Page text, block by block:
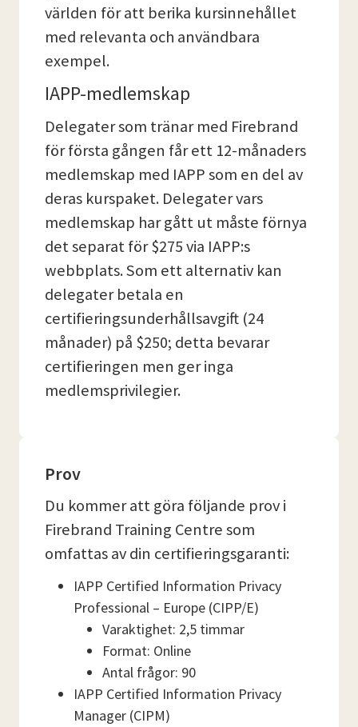
världen för att berika kursinnehållet
med relevanta och användbara
exempel.
IAPP-medlemskap
Delegater som tränar med Firebrand
för första gången får ett 12-månaders
medlemskap med IAPP som en del av
deras kurspaket. Delegater vars
medlemskap har gått ut måste förnya
det separat för $275 via IAPP:s
webbplats. Som ett alternativ kan
delegater betala en
certifieringsunderhållsavgift (24
månader) på $250; detta bevarar
certifieringen men ger inga
medlemsprivilegier.
Prov
Du kommer att göra följande prov i
Firebrand Training Centre som
omfattas av din certifieringsgaranti:
IAPP Certified Information Privacy
Professional – Europe (CIPP/E)
Varaktighet: 2,5 timmar
Format: Online
Antal frågor: 90
IAPP Certified Information Privacy
Manager (CIPM)